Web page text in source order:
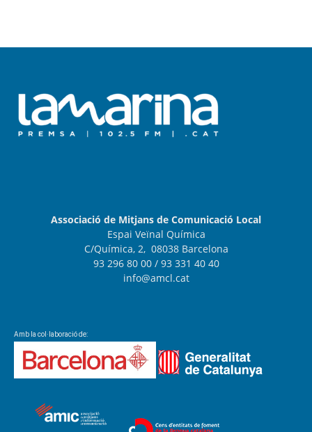
Associació de Mitjans de Comunicació Local
Espai Veïnal Química
C/Química, 2, 08038 Barcelona
93 296 80 00 / 93 331 40 40
info@amcl.cat
Amb la col·laboració de: